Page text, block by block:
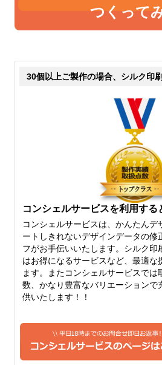
つくって
30個以上ご製作の場合、シルク印
コンシェルサービスを利用する
コンシェルサービスは、かんたんデ
ートしきれないデザインデータの修
フがお手伝いいたします。シルク印
はお得になるサービスなど、最適な
ます。またコンシェルサービスでは
数、かなり豊富なバリエーションで
供いたします！！